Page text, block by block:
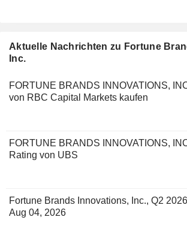
Aktuelle Nachrichten zu Fortune
Inc.
FORTUNE BRANDS INNOVATIONS,
von RBC Capital Markets kaufen
FORTUNE BRANDS INNOVATIONS,
Rating von UBS
Fortune Brands Innovations, Inc., Q2
Aug 04, 2026